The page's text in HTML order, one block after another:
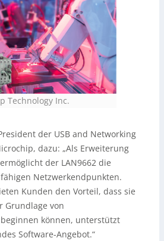
Technology Inc.
der USB and Networking
dazu: „Als Erweiterung
der LAN9662 die
Netzwerkendpunkten.
Kunden den Vorteil, dass sie
Grundlage von
können, unterstützt
Software-Angebot.“